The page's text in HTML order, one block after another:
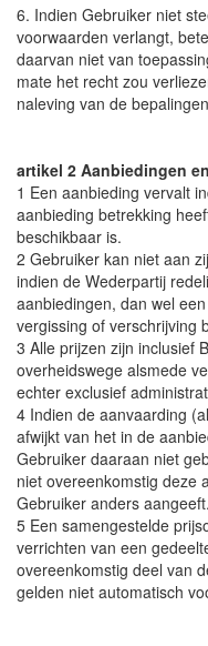
6. Indien Gebruiker niet
voorwaarden verlangt,
daarvan niet van
mate het recht zou
naleving van de
artikel 2 Aanbiedingen
1 Een aanbieding vervalt
aanbieding betrekking
beschikbaar is.
2 Gebruiker kan niet aan
indien de Wederpartij
aanbiedingen, dan wel
vergissing of verschrijving
3 Alle prijzen zijn inclusief
overheidswege alsmede
echter exclusief
4 Indien de aanvaarding
afwijkt van het in de
Gebruiker daaraan niet
niet overeenkomstig deze
Gebruiker anders aangeeft.
5 Een samengestelde
verrichten van een
overeenkomstig deel van
gelden niet automatisch